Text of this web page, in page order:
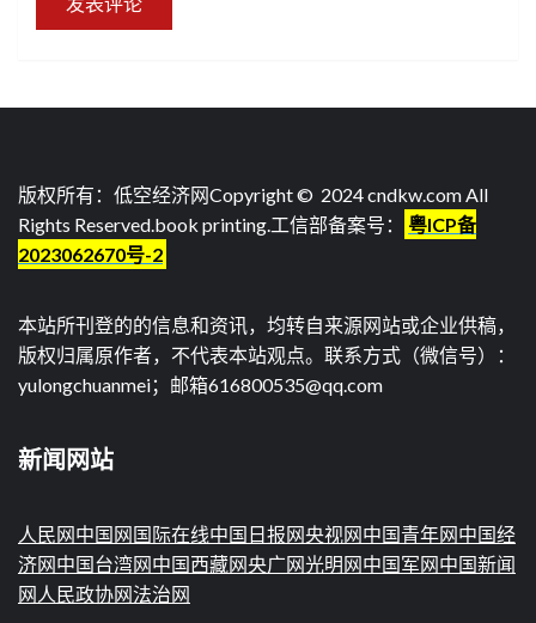
版权所有：低空经济网Copyright © 2024 cndkw.com All
Rights Reserved.book printing.工信部备案号：
粤ICP备
2023062670号-2
本站所刊登的的信息和资讯，均转自来源网站或企业供稿，
版权归属原作者，不代表本站观点。联系方式（微信号）：
yulongchuanmei；邮箱616800535@qq.com
新闻网站
人民网中国网 国际在线中国日报网央视网中国青年网中国经
济网中国台湾网中国西藏网央广网光明网中国军网中国新闻
网 人民政协网法治网